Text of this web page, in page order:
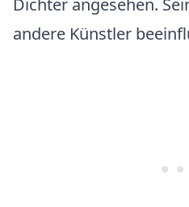
Dichter angesehen.
andere Künstler